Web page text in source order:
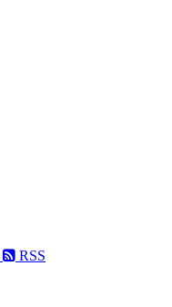
RSS